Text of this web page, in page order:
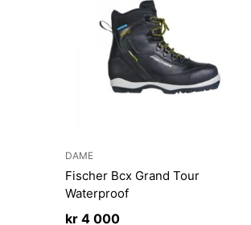
DAME
Fischer Bcx Grand Tour
Waterproof
kr4 000